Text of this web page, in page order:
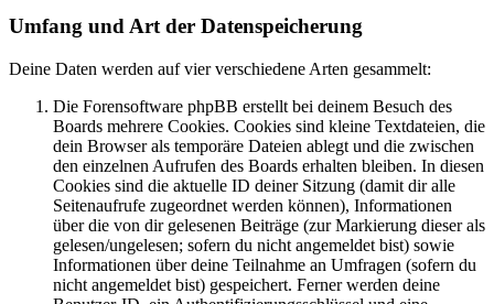
Umfang und Art der Datenspeicherung
Deine Daten werden auf vier verschiedene Arten gesammelt:
Die Forensoftware phpBB erstellt bei deinem Besuch des
Boards mehrere Cookies. Cookies sind kleine Textdateien, die
dein Browser als temporäre Dateien ablegt und die zwischen
den einzelnen Aufrufen des Boards erhalten bleiben. In diesen
Cookies sind die aktuelle ID deiner Sitzung (damit dir alle
Seitenaufrufe zugeordnet werden können), Informationen
über die von dir gelesenen Beiträge (zur Markierung dieser als
gelesen/ungelesen; sofern du nicht angemeldet bist) sowie
Informationen über deine Teilnahme an Umfragen (sofern du
nicht angemeldet bist) gespeichert. Ferner werden deine